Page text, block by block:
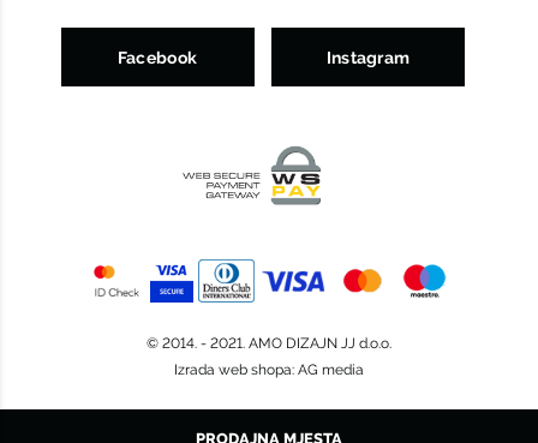
Facebook Instagram
© 2014. - 2021. AMO DIZAJN JJ d.o.o.
Izrada web shopa: AG media
PRODAJNA MJESTA